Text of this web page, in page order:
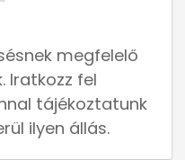
megfelelő
Iratkozz fel
tájékoztatunk
ilyen állás.